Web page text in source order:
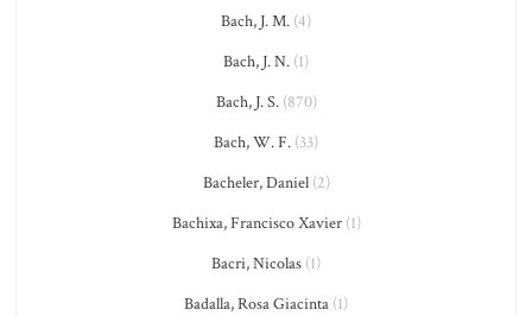
Bach, J. M. (4)
Bach, J. N. (1)
Bach, J. S.(870)
Bach, W. F. (33)
Bacheler, Daniel(2)
Bachixa, Francisco Xavier(1)
Bacri, Nicolas (1)
Badalla, Rosa Giacinta (1)